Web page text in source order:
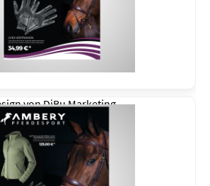
vonDiBu Marketing